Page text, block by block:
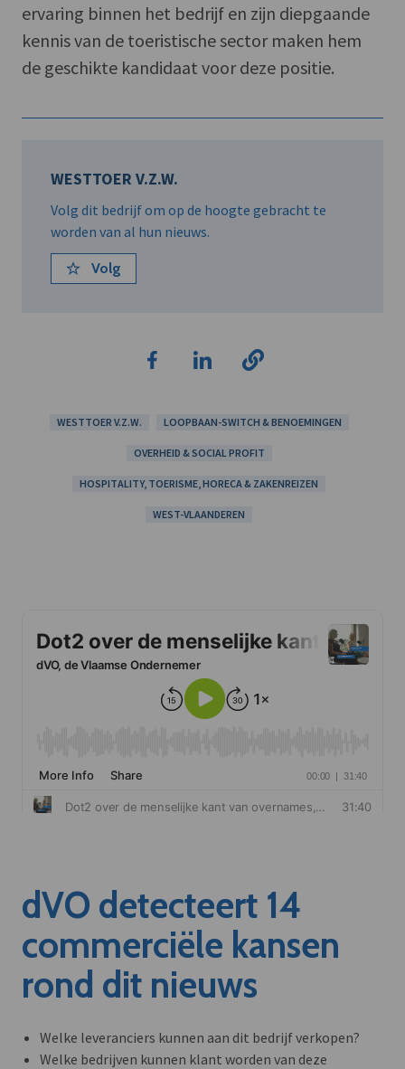
ervaring binnen het bedrijf en zijn diepgaande
kennis van de toeristische sector maken hem
de geschikte kandidaat voor deze positie.
WESTTOER V.Z.W.
Volg dit bedrijf om op de hoogte gebracht te
worden van al hun nieuws.
Volg
WESTTOER V.Z.W. LOOPBAAN-SWITCH & BENOEMINGEN
OVERHEID & SOCIAL PROFIT
HOSPITALITY, TOERISME, HORECA & ZAKENREIZEN
WEST-VLAANDEREN
dVO detecteert 14
commerciële kansen
rond dit nieuws
Welke leveranciers kunnen aan dit bedrijf verkopen?
Welke bedrijven kunnen klant worden van deze